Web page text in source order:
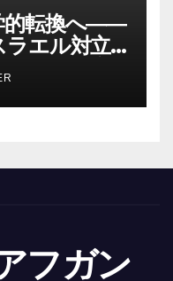
的転換へ――
ラエル対立
世界秩序
フガン